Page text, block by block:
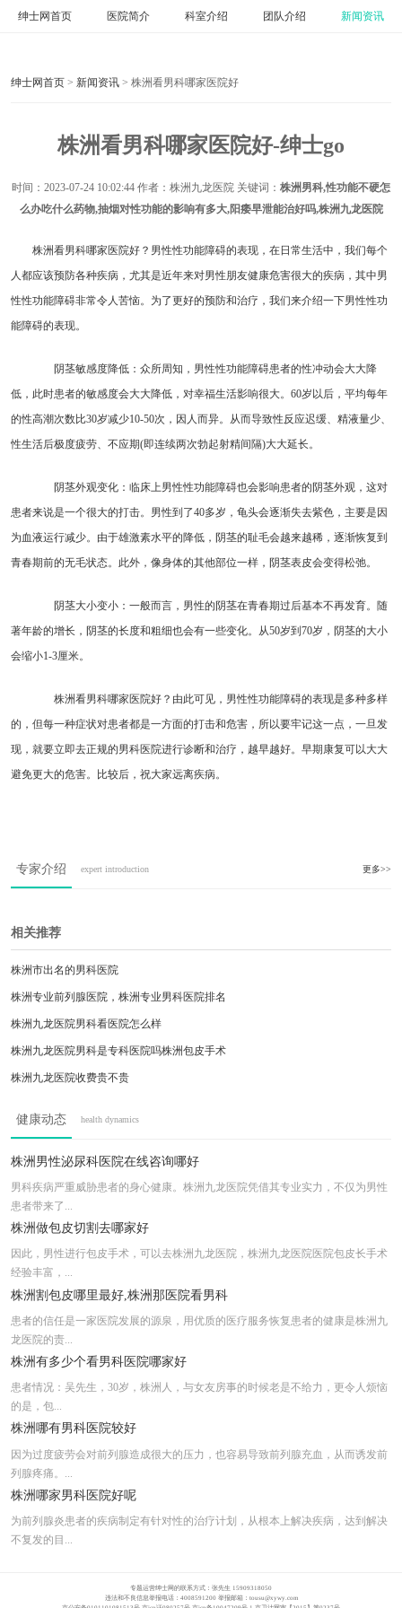
绅士网首页 医院简介 科室介绍 团队介绍 新闻资讯
绅士网首页 > 新闻资讯 > 株洲看男科哪家医院好
株洲看男科哪家医院好-绅士go
时间： 2023-07-24 10:02:44 作者：株洲九龙医院 关键词： 株洲男科,性功能不硬怎
么办吃什么药物,抽烟对性功能的影响有多大,阳痿早泄能治好吗,株洲九龙医院
株洲看男科哪家医院好？男性性功能障碍的表现，在日常生活中，我们每个
人都应该预防各种疾病，尤其是近年来对男性朋友健康危害很大的疾病，其中男
性性功能障碍非常令人苦恼。为了更好的预防和治疗，我们来介绍一下男性性功
能障碍的表现。
阴茎敏感度降低：众所周知，男性性功能障碍患者的性冲动会大大降
低，此时患者的敏感度会大大降低，对幸福生活影响很大。60岁以后，平均每年
的性高潮次数比30岁减少10-50次，因人而异。从而导致性反应迟缓、精液量少、
性生活后极度疲劳、不应期(即连续两次勃起射精间隔)大大延长。
阴茎外观变化：临床上男性性功能障碍也会影响患者的阴茎外观，这对
患者来说是一个很大的打击。男性到了40多岁，龟头会逐渐失去紫色，主要是因
为血液运行减少。由于雄激素水平的降低，阴茎的耻毛会越来越稀，逐渐恢复到
青春期前的无毛状态。此外，像身体的其他部位一样，阴茎表皮会变得松弛。
阴茎大小变小：一般而言，男性的阴茎在青春期过后基本不再发育。随
著年龄的增长，阴茎的长度和粗细也会有一些变化。从50岁到70岁，阴茎的大小
会缩小1-3厘米。
株洲看男科哪家医院好？由此可见，男性性功能障碍的表现是多种多样
的，但每一种症状对患者都是一方面的打击和危害，所以要牢记这一点，一旦发
现，就要立即去正规的男科医院进行诊断和治疗，越早越好。早期康复可以大大
避免更大的危害。比较后，祝大家远离疾病。
专家介绍 expert introduction 更多>>
相关推荐
株洲市出名的男科医院
株洲专业前列腺医院，株洲专业男科医院排名
株洲九龙医院男科看医院怎么样
株洲九龙医院男科是专科医院吗株洲包皮手术
株洲九龙医院收费贵不贵
株洲男科医院口碑排行榜前十
株洲九龙男科医院是正规医院吗
株洲九龙男科医院好吗
健康动态 health dynamics
株洲男性泌尿科医院在线咨询哪好
男科疾病严重威胁患者的身心健康。株洲九龙医院凭借其专业实力，不仅为男性
患者带来了...
株洲做包皮切割去哪家好
因此，男性进行包皮手术，可以去株洲九龙医院，株洲九龙医院医院包皮长手术
经验丰富，...
株洲割包皮哪里最好,株洲那医院看男科
患者的信任是一家医院发展的源泉，用优质的医疗服务恢复患者的健康是株洲九
龙医院的责...
株洲有多少个看男科医院哪家好
患者情况：吴先生，30岁，株洲人，与女友房事的时候老是不给力，更令人烦恼
的是，包...
株洲哪有男科医院较好
因为过度疲劳会对前列腺造成很大的压力，也容易导致前列腺充血，从而诱发前
列腺疼痛。...
株洲哪家男科医院好呢
为前列腺炎患者的疾病制定有针对性的治疗计划，从根本上解决疾病，达到解决
不复发的目...
专题运营绅士网的联系方式：张先生 15909318050
违法和不良信息举报电话：4008591200 举报邮箱： tousu@xywy.com